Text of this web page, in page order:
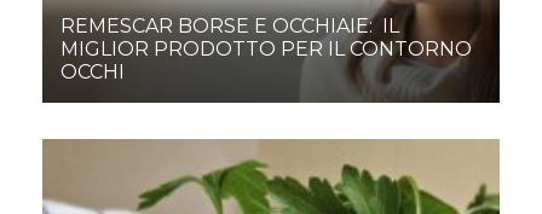
REMESCAR BORSE E OCCHIAIE: IL
MIGLIOR PRODOTTO PER IL CONTORNO
OCCHI